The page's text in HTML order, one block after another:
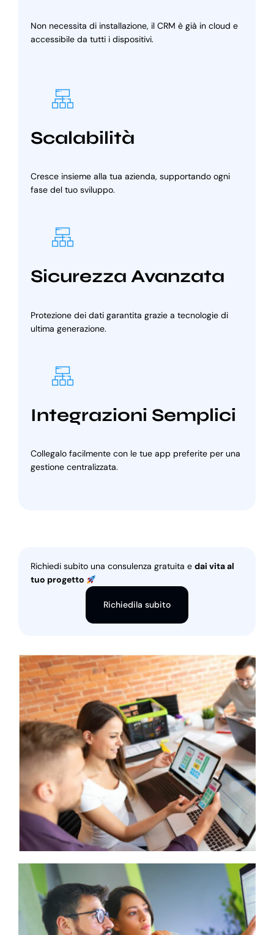
Non necessita di installazione, il CRM è già in cloud e
accessibile da tutti i dispositivi.
Scalabilità
Cresce insieme alla tua azienda, supportando ogni
fase del tuo sviluppo.
Sicurezza Avanzata
Protezione dei dati garantita grazie a tecnologie di
ultima generazione.
Integrazioni Semplici
Collegalo facilmente con le tue app preferite per una
gestione centralizzata.
Richiedi subito una consulenza gratuita e dai vita al
tuo progetto
Richiedila subito